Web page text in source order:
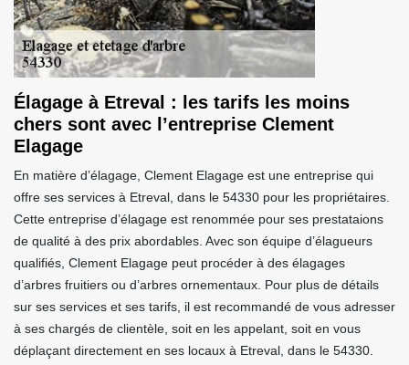
Élagage à Etreval : les tarifs les moins
chers sont avec l’entreprise Clement
Elagage
En matière d’élagage, Clement Elagage est une entreprise qui
offre ses services à Etreval, dans le 54330 pour les propriétaires.
Cette entreprise d’élagage est renommée pour ses prestataions
de qualité à des prix abordables. Avec son équipe d’élagueurs
qualifiés, Clement Elagage peut procéder à des élagages
d’arbres fruitiers ou d’arbres ornementaux. Pour plus de détails
sur ses services et ses tarifs, il est recommandé de vous adresser
à ses chargés de clientèle, soit en les appelant, soit en vous
déplaçant directement en ses locaux à Etreval, dans le 54330.